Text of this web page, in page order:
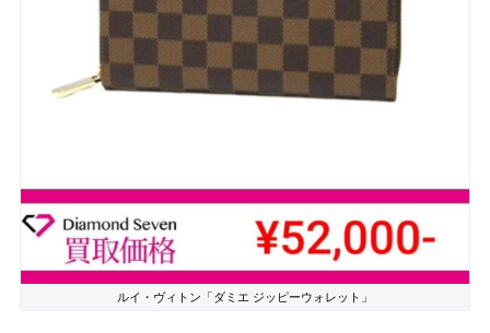
ルイ・ヴィトン「ダミエ ジッピーウォレット」